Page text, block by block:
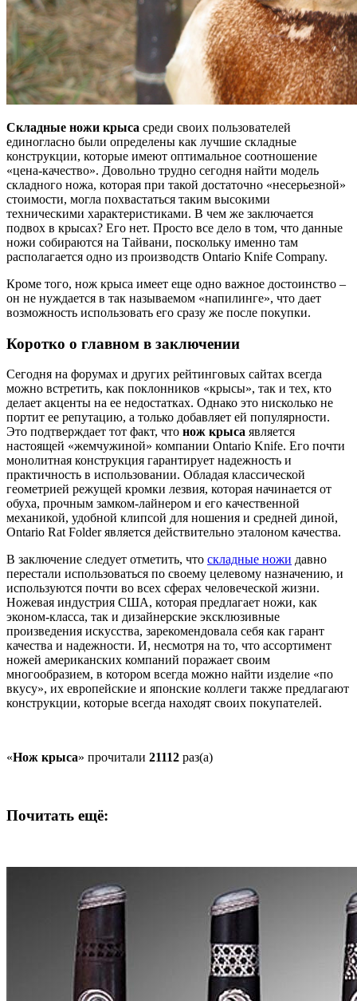
Складные ножи крыса среди своих пользователей
единогласно были определены как лучшие складные
конструкции, которые имеют оптимальное соотношение
«цена-качество». Довольно трудно сегодня найти модель
складного ножа, которая при такой достаточно «несерьезной»
стоимости, могла похвастаться таким высокими
техническими характеристиками. В чем же заключается
подвох в крысах? Его нет. Просто все дело в том, что данные
ножи собираются на Тайвани, поскольку именно там
располагается одно из производств Ontario Knife Company.
Кроме того, нож крыса имеет еще одно важное достоинство –
он не нуждается в так называемом «напилинге», что дает
возможность использовать его сразу же после покупки.
Коротко о главном в заключении
Сегодня на форумах и других рейтинговых сайтах всегда
можно встретить, как поклонников «крысы», так и тех, кто
делает акценты на ее недостатках. Однако это нисколько не
портит ее репутацию, а только добавляет ей популярности.
Это подтверждает тот факт, что нож крыса является
настоящей «жемчужиной» компании Ontario Knife. Его почти
монолитная конструкция гарантирует надежность и
практичность в использовании. Обладая классической
геометрией режущей кромки лезвия, которая начинается от
обуха, прочным замком-лайнером и его качественной
механикой, удобной клипсой для ношения и средней диной,
Ontario Rat Folder является действительно эталоном качества.
В заключение следует отметить, что складные ножи давно
перестали использоваться по своему целевому назначению, и
используются почти во всех сферах человеческой жизни.
Ножевая индустрия США, которая предлагает ножи, как
эконом-класса, так и дизайнерские эксклюзивные
произведения искусства, зарекомендовала себя как гарант
качества и надежности. И, несмотря на то, что ассортимент
ножей американских компаний поражает своим
многообразием, в котором всегда можно найти изделие «по
вкусу», их европейские и японские коллеги также предлагают
конструкции, которые всегда находят своих покупателей.
«Нож крыса» прочитали 21112 раз(а)
Почитать ещё: